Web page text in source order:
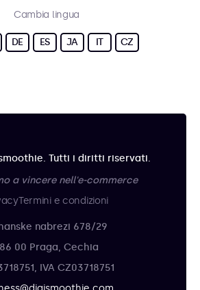
Cambia lingua
DE ES JA IT CZ
Tutti i diritti riservati.
a vincere nell'e-commerce
Termini e condizioni
nabrezi 678/29
00 Praga, Cechia
IVA CZ03718751